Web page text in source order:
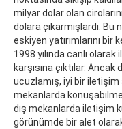
milyar dolar olan
dolara çıkarmışlardı.
eskiyen yatırımlarını
1998 yılında canlı
karşısına çıktılar.
ucuzlamış, iyi bir iletişim
mekanlarda
dış mekanlarda iletişim
görünümde bir alet